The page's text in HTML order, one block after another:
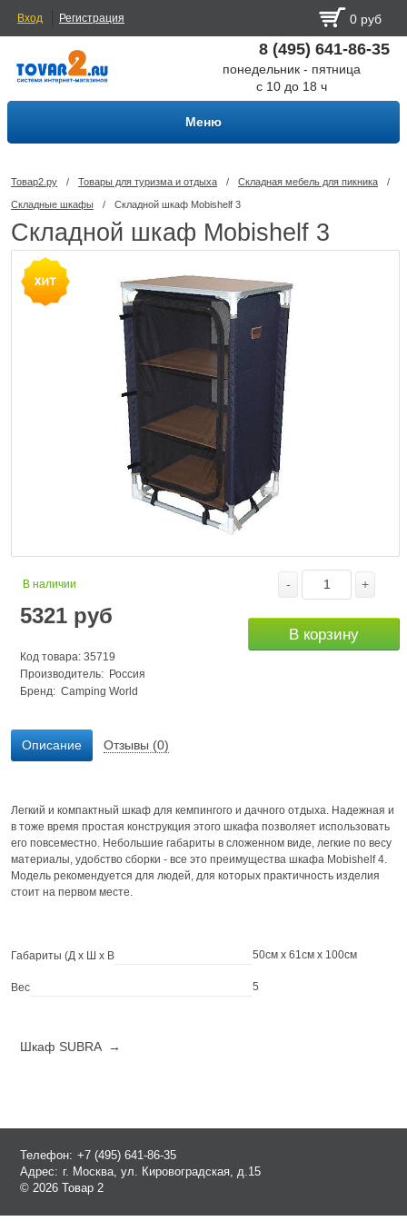
Вход Регистрация 0 руб
8 (495) 641-86-35
понедельник - пятница
с 10 до 18 ч
Меню
Товар2.ру / Товары для туризма и отдыха / Складная мебель для пикника /
Складные шкафы / Складной шкаф Mobishelf 3
Складной шкаф Mobishelf 3
В наличии
5321 руб
Код товара: 35719
Производитель: Россия
Бренд: Camping World
- +
В корзину
Описание Отзывы (0)
Легкий и компактный шкаф для кемпингого и дачного отдыха. Надежная и
в тоже время простая конструкция этого шкафа позволяет использовать
его повсеместно. Небольшие габариты в сложенном виде, легкие по весу
материалы, удобство сборки - все это преимущества шкафа Mobishelf 4.
Модель рекомендуется для людей, для которых практичность изделия
стоит на первом месте.
Габариты (Д х Ш х В 50см x 61см x 100см
Вес 5
Шкаф SUBRA →
Телефон: +7 (495) 641-86-35
Адрес: г. Москва, ул. Кировоградская, д.15
© 2026 Товар 2